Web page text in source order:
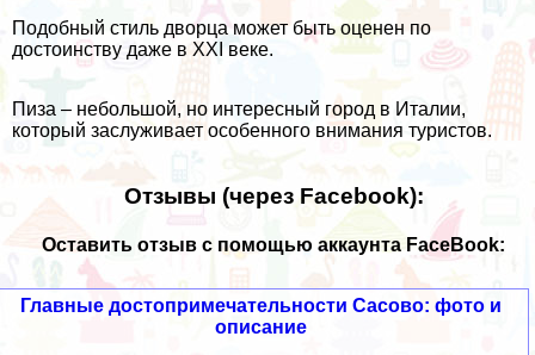
Подобный стиль дворца может быть оценен по
достоинству даже в XXI веке.
Пиза – небольшой, но интересный город в Италии,
который заслуживает особенного внимания туристов.
Отзывы (через Facebook):
Оставить отзыв с помощью аккаунта FaceBook:
Главные достопримечательности Сасово: фото и
описание